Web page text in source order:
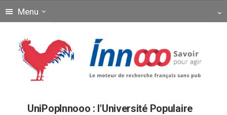
Menu
UniPopInnooo : l'Université Populaire